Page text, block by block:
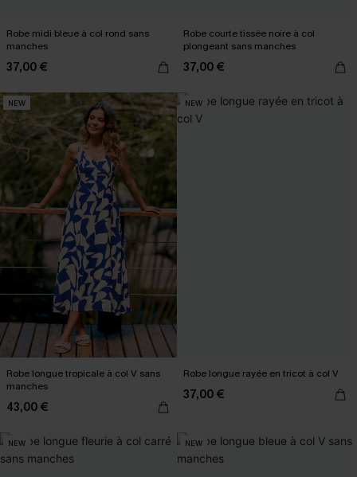
Robe midi bleue à col rond sans
manches
37,00 €
Robe courte tissée noire à col
plongeant sans manches
37,00 €
NEW
Robe longue tropicale à col V sans
manches
43,00 €
NEW
Robe longue rayée en tricot à col V
37,00 €
NEW NEW